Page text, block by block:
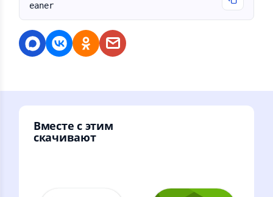
eaner
Вместе с этим
скачивают